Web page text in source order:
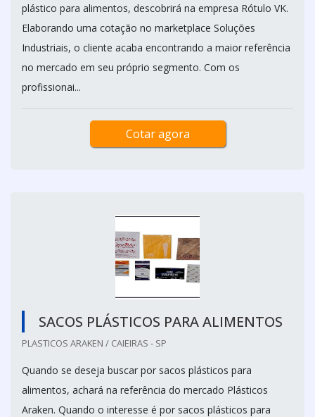
plástico para alimentos, descobrirá na empresa Rótulo VK.
Elaborando uma cotação no marketplace Soluções
Industriais, o cliente acaba encontrando a maior referência
no mercado em seu próprio segmento. Com os
profissionai...
Cotar agora
SACOS PLÁSTICOS PARA ALIMENTOS
PLASTICOS ARAKEN / CAIEIRAS - SP
Quando se deseja buscar por sacos plásticos para
alimentos, achará na referência do mercado Plásticos
Araken. Quando o interesse é por sacos plásticos para